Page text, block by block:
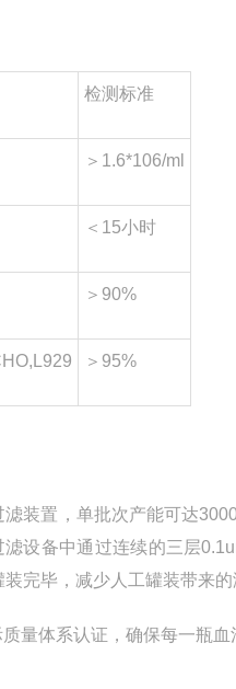
检测标准
＞1.6*106/ml
＜15小时
＞90%
＞95%
装置，单批次产能可达
设备中通过连续的三层
完毕，减少人工罐装带来的
量体系认证，确保每一瓶血